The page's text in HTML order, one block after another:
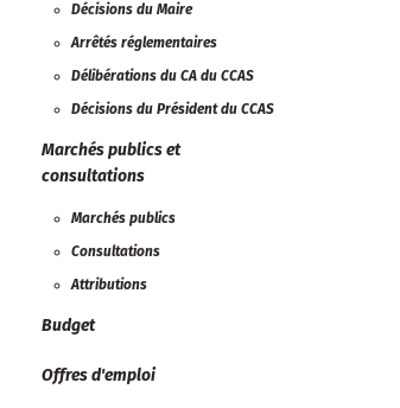
Décisions du Maire
Arrêtés réglementaires
Délibérations du CA du CCAS
Décisions du Président du CCAS
Marchés publics et
consultations
Marchés publics
Consultations
Attributions
Budget
Offres d'emploi